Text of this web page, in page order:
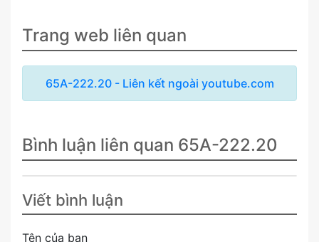
Trang web liên quan
65A-222.20 - Liên kết ngoài youtube.com
Bình luận liên quan 65A-222.20
Viết bình luận
Tên của bạn